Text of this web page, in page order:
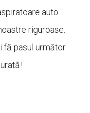
auto
riguroase.
fă pasul următor